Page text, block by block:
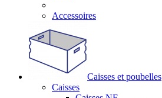
Accessoires
Caisses et poubelles
Caisses